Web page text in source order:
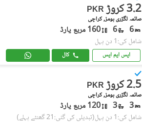
PKR 3.2 کروڑ
صائمہ لگژری ہومز, کراچی
6
6 160 مربع یارڈ
شامل کی:1 دن پہل
ایس ایم ایس کال
PKR 2.5 کروڑ
صائمہ لگژری ہومز, کراچی
3
3 120 مربع یارڈ
شامل کی:1 دن پہل (تبدیلی کی گئی:21 گھنٹے پہلے)